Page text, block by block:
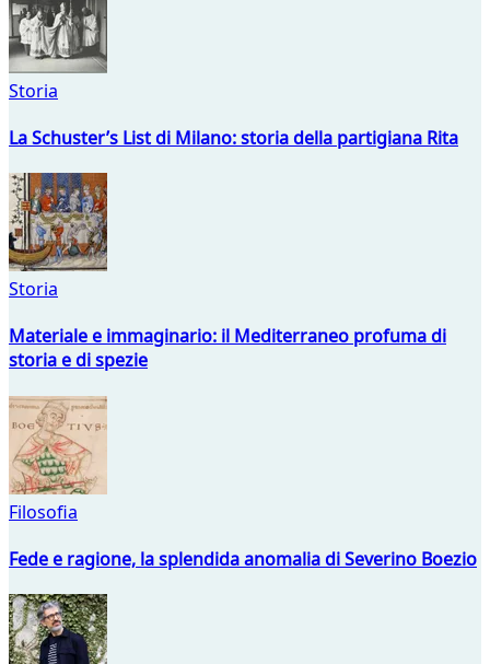
Storia
La Schuster’s List di Milano: storia della partigiana Rita
Storia
Materiale e immaginario: il Mediterraneo profuma di
storia e di spezie
Filosofia
Fede e ragione, la splendida anomalia di Severino Boezio